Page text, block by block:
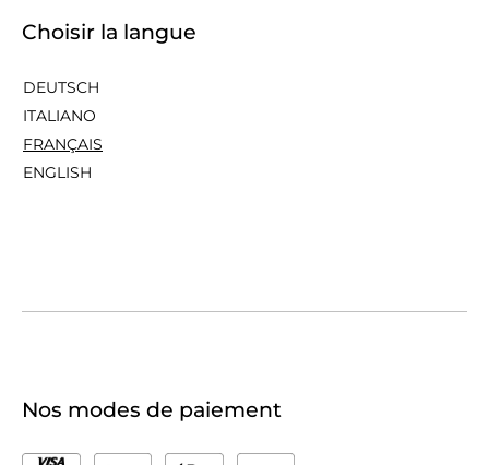
Choisir la langue
DEUTSCH
ITALIANO
FRANÇAIS
ENGLISH
Nos modes de paiement